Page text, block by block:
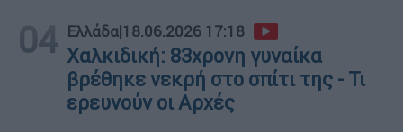
04 Ελλάδα|18.06.2026 17:18
Χαλκιδική: 83χρονη γυναίκα
βρέθηκε νεκρή στο σπίτι της - Τι
ερευνούν οι Αρχές